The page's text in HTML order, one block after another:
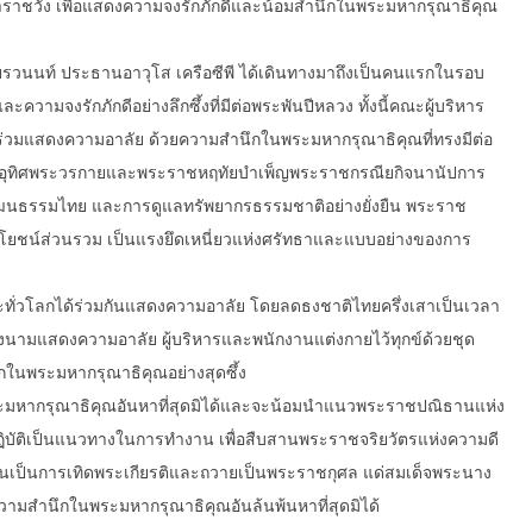
ชวัง เพื่อแสดงความจงรักภักดีและน้อมสำนึกในพระมหากรุณาธิคุณ
นนท์ ประธานอาวุโส เครือซีพี ได้เดินทางมาถึงเป็นคนแรกในรอบ
ะความจงรักภักดีอย่างลึกซึ้งที่มีต่อพระพันปีหลวง ทั้งนี้คณะผู้บริหาร
มแสดงความอาลัย ด้วยความสำนึกในพระมหากรุณาธิคุณที่ทรงมีต่อ
ศพระวรกายและพระราชหฤทัยบำเพ็ญพระราชกรณียกิจนานัปการ
รมไทย และการดูแลทรัพยากรธรรมชาติอย่างยั่งยืน พระราช
ยชน์ส่วนรวม เป็นแรงยึดเหนี่ยวแห่งศรัทธาและแบบอย่างของการ
โลกได้ร่วมกันแสดงความอาลัย โดยลดธงชาติไทยครึ่งเสาเป็นเวลา
ามแสดงความอาลัย ผู้บริหารและพนักงานแต่งกายไว้ทุกข์ด้วยชุด
ในพระมหากรุณาธิคุณอย่างสุดซึ้ง
มหากรุณาธิคุณอันหาที่สุดมิได้และจะน้อมนำแนวพระราชปณิธานแห่ง
เป็นแนวทางในการทำงาน เพื่อสืบสานพระราชจริยวัตรแห่งความดี
นการเทิดพระเกียรติและถวายเป็นพระราชกุศล แด่สมเด็จพระนาง
ามสำนึกในพระมหากรุณาธิคุณอันล้นพ้นหาที่สุดมิได้